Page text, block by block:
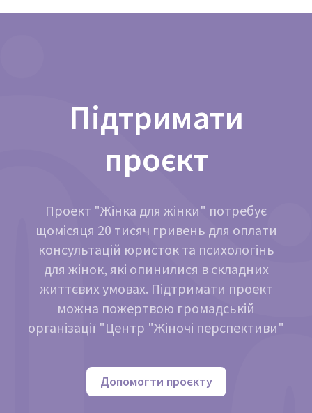
Підтримати
проєкт
Проект "Жінка для жінки" потребує
щомісяця 20 тисяч гривень для оплати
консультацій юристок та психологінь
для жінок, які опинилися в складних
життєвих умовах. Підтримати проект
можна пожертвою громадській
організації "Центр "Жіночі перспективи"
Допомогти проєкту